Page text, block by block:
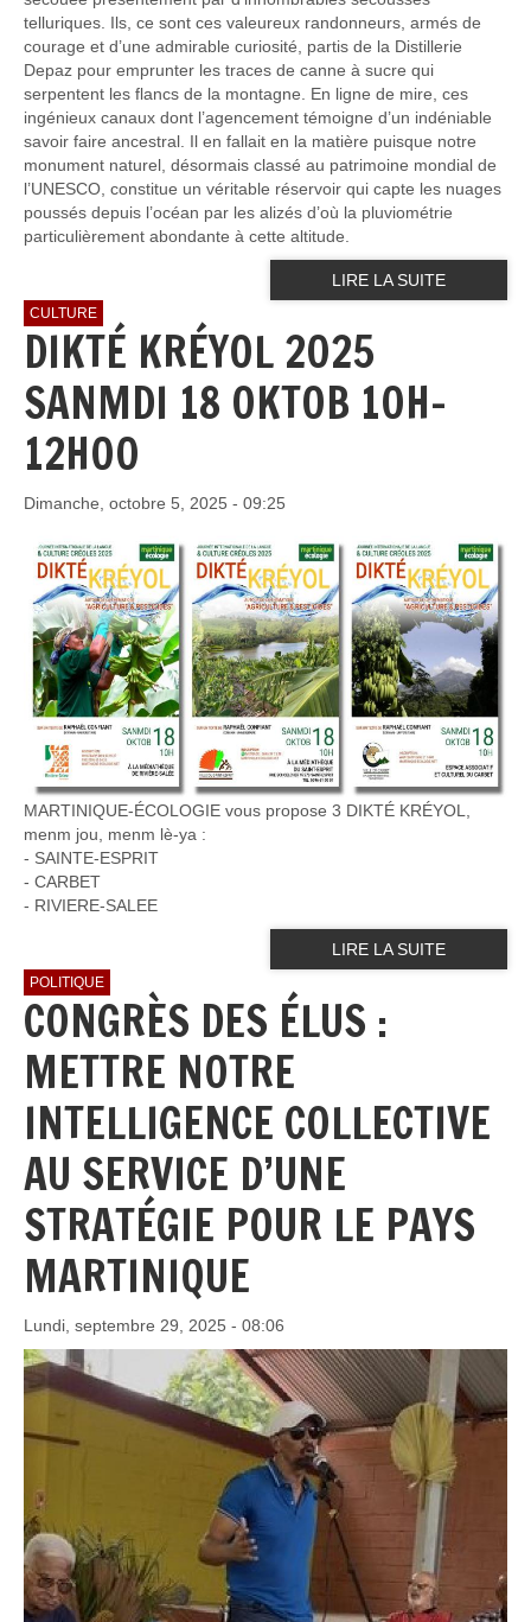
telluriques. Ils, ce sont ces valeureux randonneurs, armés de
courage et d’une admirable curiosité, partis de la Distillerie
Depaz pour emprunter les traces de canne à sucre qui
serpentent les flancs de la montagne. En ligne de mire, ces
ingénieux canaux dont l’agencement témoigne d’un indéniable
savoir faire ancestral. Il en fallait en la matière puisque notre
monument naturel, désormais classé au patrimoine mondial de
l’UNESCO, constitue un véritable réservoir qui capte les nuages
poussés depuis l’océan par les alizés d’où la pluviométrie
particulièrement abondante à cette altitude.
LIRE LA SUITE
CULTURE
DIKTÉ KRÉYOL 2025
SANMDI 18 OKTOB 10H-
12H00
Dimanche, octobre 5, 2025 - 09:25
MARTINIQUE-ÉCOLOGIE vous propose 3 DIKTÉ KRÉYOL,
menm jou, menm lè-ya :
- SAINTE-ESPRIT
- ⁠CARBET
- ⁠RIVIERE-SALEE
LIRE LA SUITE
POLITIQUE
CONGRÈS DES ÉLUS :
METTRE NOTRE
INTELLIGENCE COLLECTIVE
AU SERVICE D’UNE
STRATÉGIE POUR LE PAYS
MARTINIQUE
Lundi, septembre 29, 2025 - 08:06